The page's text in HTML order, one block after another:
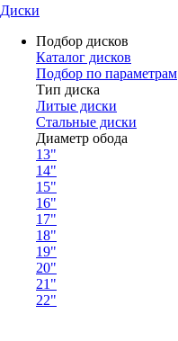
Диски
Подбор дисков
Каталог дисков
Подбор по параметрам
Тип диска
Литые диски
Стальные диски
Диаметр обода
13"
14"
15"
16"
17"
18"
19"
20"
21"
22"